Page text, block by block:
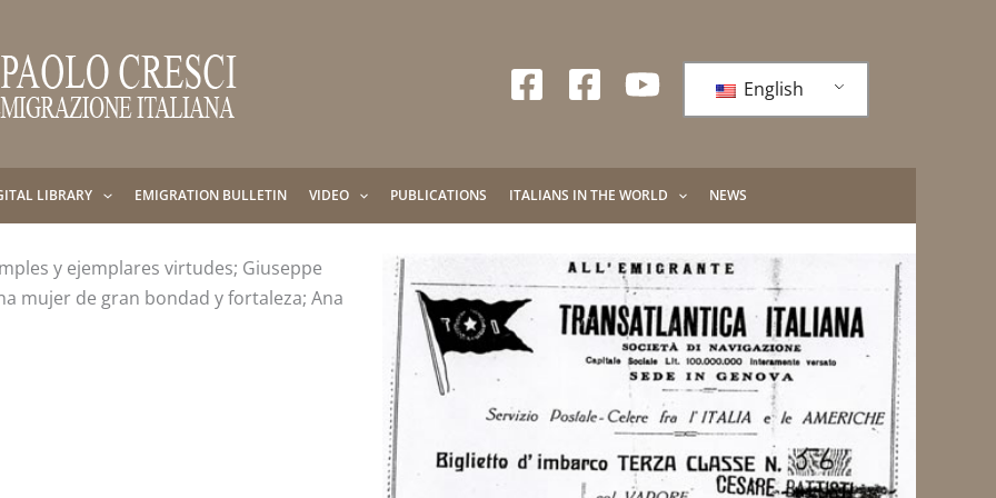
English
LIBRARY EMIGRATION BULLETIN VIDEO PUBLICATIONS ITALIANS IN THE WORLD NEWS
y ejemplares virtudes; Giuseppe
mujer de gran bondad y fortaleza; Ana